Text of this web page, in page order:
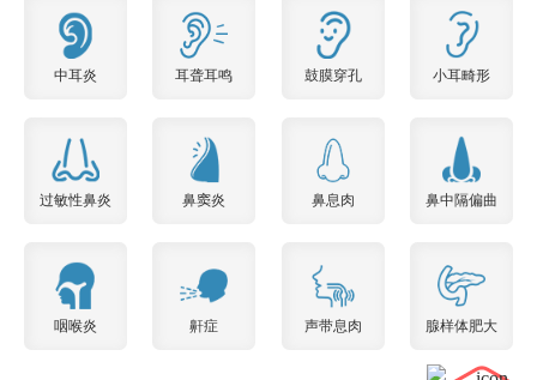
中耳炎 耳聋耳鸣 鼓膜穿孔 小耳畸形
过敏性鼻炎 鼻窦炎 鼻息肉 鼻中隔偏曲
咽喉炎 鼾症 声带息肉 腺样体肥大